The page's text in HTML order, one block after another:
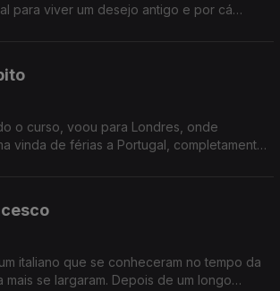
para viver um desejo antigo e por cá
o curso, voou para Londres, onde
vinda de férias a Portugal, completamente
italiano que se conheceram no tempo da
se largaram. Depois de um longo